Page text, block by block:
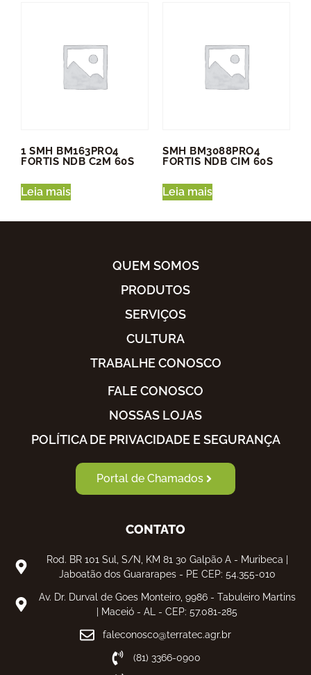
1 SMH BM163PRO4
FORTIS NDB C2M 60S
Leia mais
SMH BM3088PRO4
FORTIS NDB CIM 60S
Leia mais
QUEM SOMOS
PRODUTOS
SERVIÇOS
CULTURA
TRABALHE CONOSCO
FALE CONOSCO
NOSSAS LOJAS
POLÍTICA DE PRIVACIDADE E SEGURANÇA
Portal de Chamados
CONTATO
Rod. BR 101 Sul, S/N, KM 81 30 Galpão A - Muribeca |
Jaboatão dos Guararapes - PE CEP: 54.355-010
Av. Dr. Durval de Goes Monteiro, 9986 - Tabuleiro Martins
| Maceió - AL - CEP: 57.081-285
faleconosco@terratec.agr.br
(81) 3366-0900